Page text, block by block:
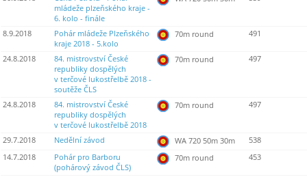
mládeže plzeňského kraje -
6. kolo - finále
8.9.2018
Pohár mládeže Plzeňského
kraje 2018 - 5.kolo
70m round 491
24.8.2018
84. mistrovství České
republiky dospělých
v terčové lukostřelbě 2018 -
soutěže ČLS
70m round 497
24.8.2018
84. mistrovství České
republiky dospělých
v terčové lukostřelbě 2018
70m round 497
29.7.2018 Nedělní závod WA 720 50m 30m
538
14.7.2018
Pohár pro Barboru
(pohárový závod ČLS)
70m round 453